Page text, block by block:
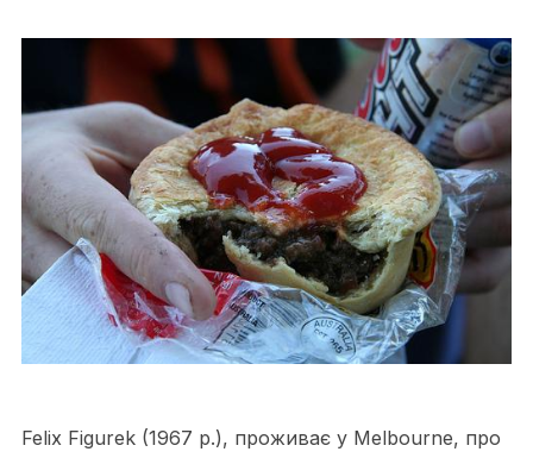
Felix Figurek (1967 р.), проживає у Melbourne, про